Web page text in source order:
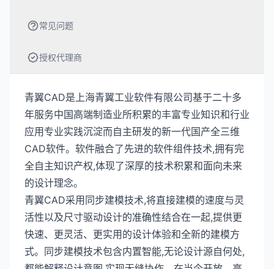
常见问题
授权代理商
青翼CAD是上海青翼工业软件有限公司基于二十多
年服务中国高端制造业所积累的丰富专业知识和行业
应用专业实践沉淀而自主研发的新一代国产全三维
CAD软件。软件融合了先进的软件组件技术,拥有完
全自主知识产权,体现了深厚的技术积累和面向未来
的设计理念。
青翼CAD采用同步建模技术,将直接建模的速度与灵
活性以及尺寸驱动设计的准确性结合在一起,提供更
快速、更灵活、更实用的设计体验和全新的建模方
式。同步建模技术包含内置智能,无论设计源自何处,